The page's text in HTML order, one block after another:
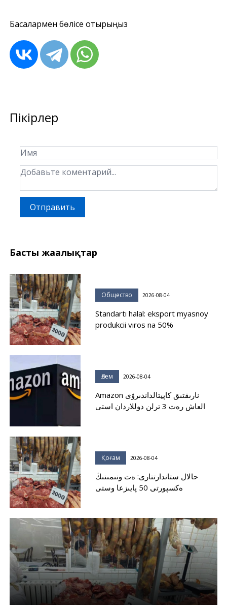
Басқалармен бөлісе отырыңыз
Пікірлер
Отправить
Басты жаңалықтар
Общество 2026-08-04
Standartı halal: eksport myasnoy
produkcii vıros na 50%
Әлем 2026-08-04
Amazon نارىقتىق كاپيتالداندىرۋى
العاش رەت 3 ترلن دوللاردان استى
Қоғам 2026-08-04
حالال ستاندارتتارى: ەت ونىمىنىڭ
ەكسپورتى 50 پايىزعا وستى